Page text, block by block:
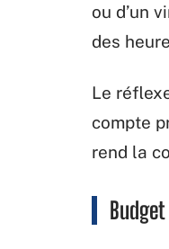
ou d’un
des
Le
compte
rend la